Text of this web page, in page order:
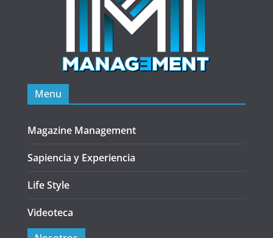
Menu
Magazine Management
Sapiencia y Experiencia
Life Style
Videoteca